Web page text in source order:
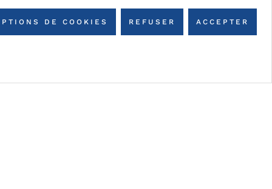
DE COOKIES REFUSER ACCEPTER